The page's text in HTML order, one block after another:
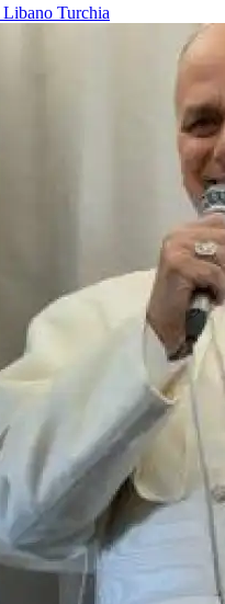
Libano Turchia